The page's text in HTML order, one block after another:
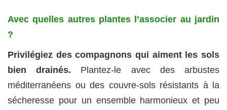
Avec quelles autres plantes l’associer au jardin
?
Privilégiez des compagnons qui aiment les sols
bien drainés. Plantez-le avec des arbustes
méditerranéens ou des couvre-sols résistants à la
sécheresse pour un ensemble harmonieux et peu